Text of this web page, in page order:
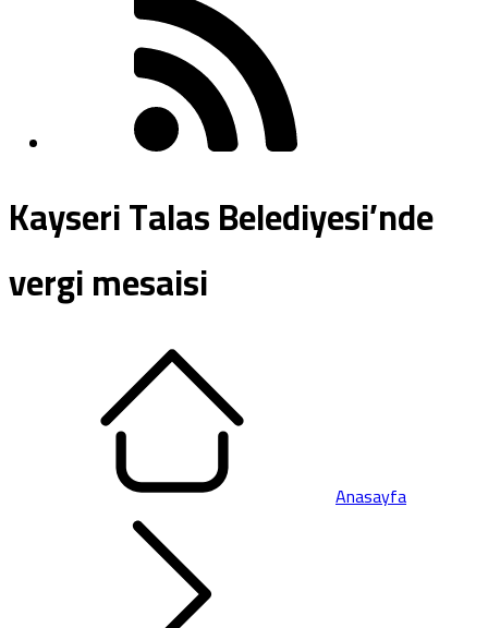
Kayseri Talas Belediyesi’nde
vergi mesaisi
Anasayfa